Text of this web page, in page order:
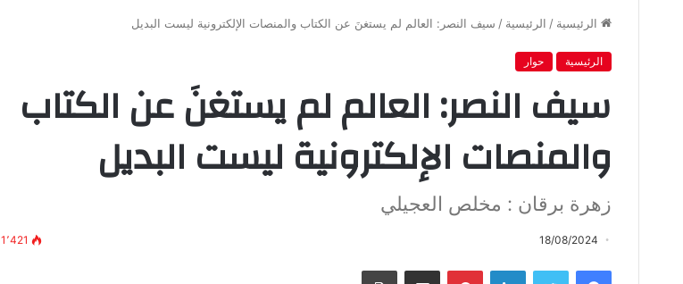
الرئيسية / الرئيسية / سيف النصر: العالم لم يستغنَ عن الكتاب والمنصات الإلكترونية ليست البديل
الرئيسية حوار
سيف النصر: العالم لم يستغنَ عن الكتاب
والمنصات الإلكترونية ليست البديل
زهرة برقان : مخلص العجيلي
18/08/2024 1٬421
فيسبوك تويتر لينكدإن بينتيريست مشاركة عبر البريد طباعة